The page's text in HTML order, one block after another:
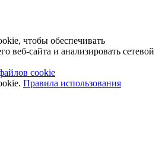
чтобы обеспечивать
веб-сайта и анализировать сетевой
cookie
Правила использования